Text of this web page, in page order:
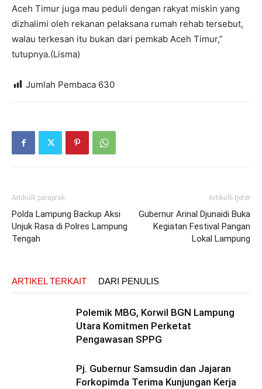
Aceh Timur juga mau peduli dengan rakyat miskin yang
dizhalimi oleh rekanan pelaksana rumah rehab tersebut,
walau terkesan itu bukan dari pemkab Aceh Timur,”
tutupnya.(Lisma)
Jumlah Pembaca 630
Artikulli paraprak
Polda Lampung Backup Aksi
Unjuk Rasa di Polres Lampung
Tengah
Artikulli tjetër
Gubernur Arinal Djunaidi Buka
Kegiatan Festival Pangan
Lokal Lampung
ARTIKEL TERKAIT DARI PENULIS
Polemik MBG, Korwil BGN Lampung
Utara Komitmen Perketat
Pengawasan SPPG
Pj. Gubernur Samsudin dan Jajaran
Forkopimda Terima Kunjungan Kerja